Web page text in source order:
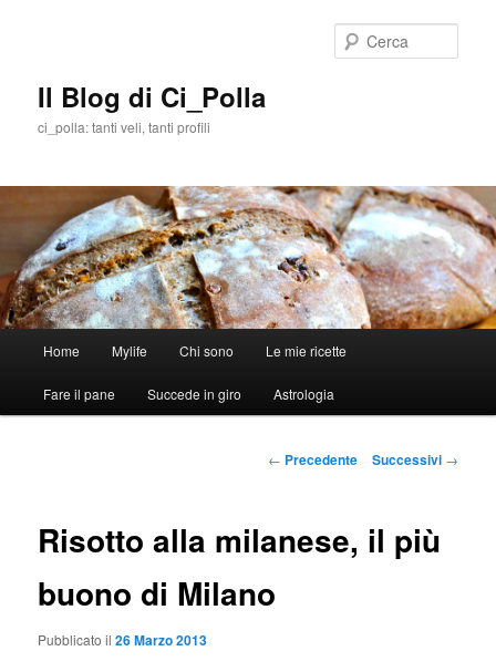
Il Blog di Ci_Polla
ci_polla: tanti veli, tanti profili
principale
Vai
al
Home Mylife Chi sono Le mie ricette
Fare il pane Succede in giro Astrologia
Navigazione
← Precedente Successivi →
Risotto alla milanese, il più
buono di Milano
Pubblicato il26 Marzo 2013